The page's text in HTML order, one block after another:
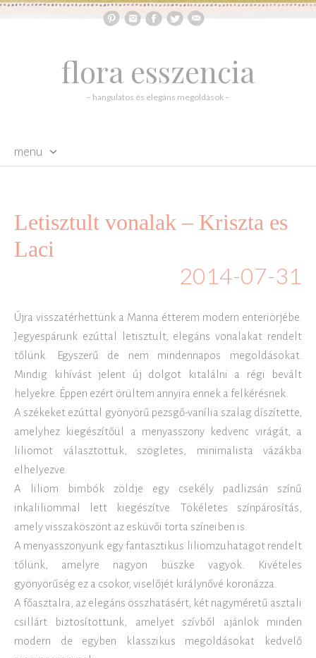
flora esszencia
– hangulatos és elegáns megoldások –
menu
Letisztult vonalak – Kriszta es
Laci
2014-07-31
Újra visszatérhettünk a Manna étterem modern enteriörjébe.
Jegyespárunk ezúttal letisztult, elegáns vonalakat rendelt
tőlünk. Egyszerű de nem mindennapos megoldásokat.
Mindig kihívást jelent új dolgot kitalálni a régi bevált
helyekre. Éppen ezért örültem annyira ennek a felkérésnek.
A székeket ezúttal gyönyörű pezsgő-vanília szalag díszítette,
amelyhez kiegészítőül a menyasszony kedvenc virágát, a
liliomot választottuk, szögletes, minimalista vázákba
elhelyezve.
A liliom bimbók zöldje egy csekély padlizsán színű
inkaliliommal lett kiegészítve. Tökéletes színpárosítás,
amely visszaköszönt az esküvői torta színeiben is.
A menyasszonyunk egy fantasztikus liliomzuhatagot rendelt
tőlünk, amelyre nagyon büszke vagyok. Kivételes
gyönyörűség ez a csokor, viselőjét királynővé koronázza.
A főasztalra, az elegáns összhatásért, két nagyméretű asztali
csillárt biztosítottunk, amelyet szívből ajánlok minden
modern de egyben klasszikus megoldásokat kedvelő